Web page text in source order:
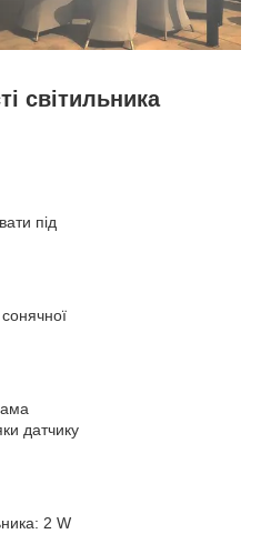
світильника
під
датчику
2 W